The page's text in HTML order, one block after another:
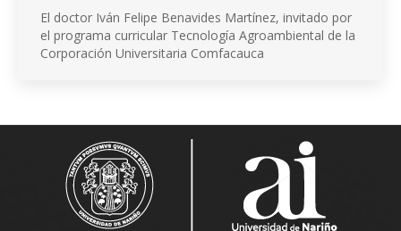
El doctor Iván Felipe Benavides Martínez, invitado por
el programa curricular Tecnología Agroambiental de la
Corporación Universitaria Comfacauca